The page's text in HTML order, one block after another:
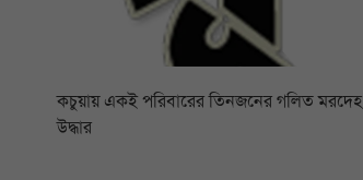
কচুয়ায় একই পরিবারের তিনজনের গলিত মরদেহ
উদ্ধার